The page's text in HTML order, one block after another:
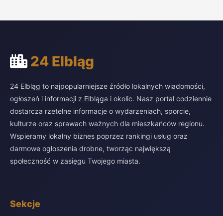
24 Elbląg
24 Elbląg to najpopularniejsze źródło lokalnych wiadomości,
ogłoszeń i informacji z Elbląga i okolic. Nasz portal codziennie
dostarcza rzetelne informacje o wydarzeniach, sporcie,
kulturze oraz sprawach ważnych dla mieszkańców regionu.
Wspieramy lokalny biznes poprzez rankingi usług oraz
darmowe ogłoszenia drobne, tworząc największą
społeczność w zasięgu Twojego miasta.
Sekcje